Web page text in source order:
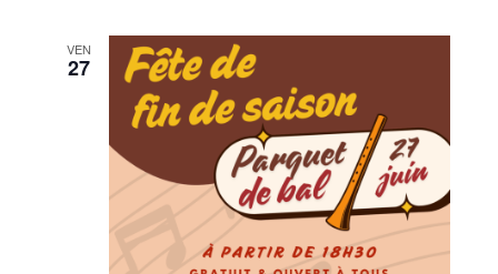
VEN
27